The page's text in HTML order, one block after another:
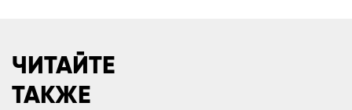
ЧИТАЙТЕ
ТАКЖЕ